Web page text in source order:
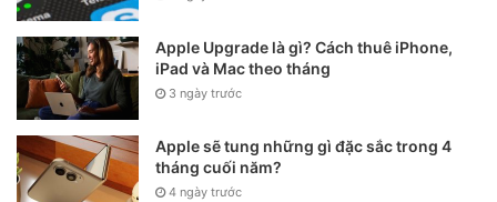
Apple Upgrade là gì? Cách thuê iPhone,
iPad và Mac theo tháng
3 ngày trước
Apple sẽ tung những gì đặc sắc trong 4
tháng cuối năm?
4 ngày trước